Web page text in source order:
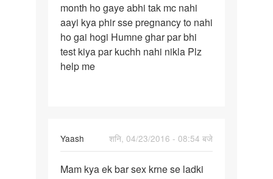
ji
meri
wife
ki
month ho gaye abhi tak mc nahi
aayi kya phir sse pregnancy to nahi
ho gai hogi Humne ghar par bhi
test kiya par kuchh nahi nikla Plz
help me
Yaash
शनि, 04/23/2016 - 08:54 बजे
Mam
Mam kya ek bar sex krne se ladki